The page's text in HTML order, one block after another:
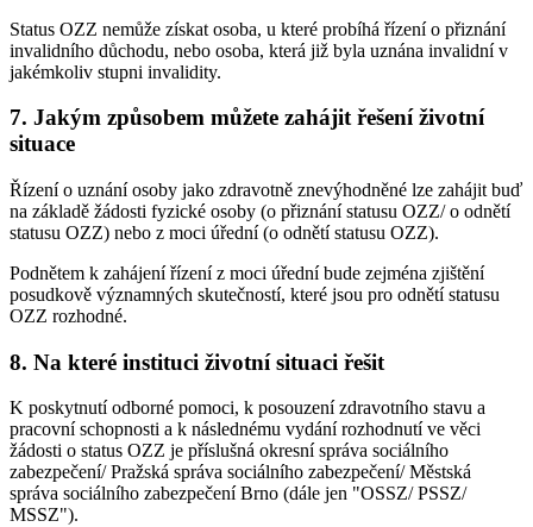
Status OZZ nemůže získat osoba, u které probíhá řízení o přiznání
invalidního důchodu, nebo osoba, která již byla uznána invalidní v
jakémkoliv stupni invalidity.
7. Jakým způsobem můžete zahájit řešení životní
situace
Řízení o uznání osoby jako zdravotně znevýhodněné lze zahájit buď
na základě žádosti fyzické osoby (o přiznání statusu OZZ/ o odnětí
statusu OZZ) nebo z moci úřední (o odnětí statusu OZZ).
Podnětem k zahájení řízení z moci úřední bude zejména zjištění
posudkově významných skutečností, které jsou pro odnětí statusu
OZZ rozhodné.
8. Na které instituci životní situaci řešit
K poskytnutí odborné pomoci, k posouzení zdravotního stavu a
pracovní schopnosti a k následnému vydání rozhodnutí ve věci
žádosti o status OZZ je příslušná okresní správa sociálního
zabezpečení/ Pražská správa sociálního zabezpečení/ Městská
správa sociálního zabezpečení Brno (dále jen "OSSZ/ PSSZ/
MSSZ").